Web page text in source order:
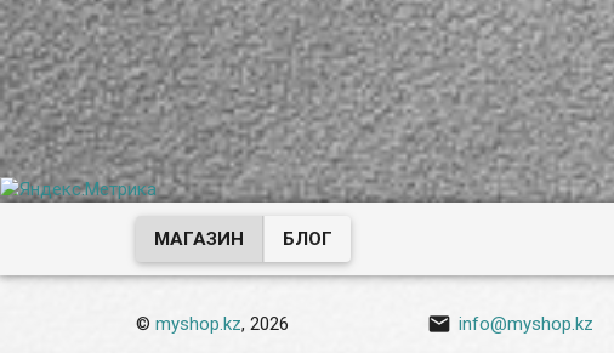
МАГАЗИН БЛОГ
©myshop.kz, 2026  info@myshop.kz